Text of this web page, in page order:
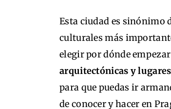
Esta ciudad es sinónimo
culturales más
elegir por dónde
arquitectónicas y
para que puedas ir
de conocer y hacer en